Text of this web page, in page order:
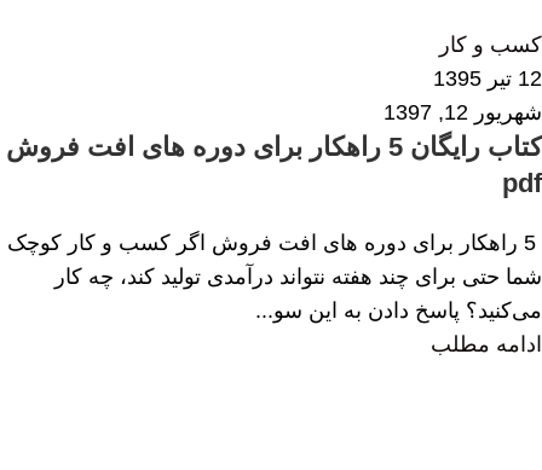
کسب و کار
12 تیر 1395
شهریور 12, 1397
کتاب رایگان 5 راهکار برای دوره های افت فروش
pdf
5 راهکار برای دوره های افت فروش اگر کسب و کار کوچک
شما حتی برای چند هفته نتواند درآمدی تولید کند، چه کار
می‌کنید؟ پاسخ دادن به این سو...
ادامه مطلب